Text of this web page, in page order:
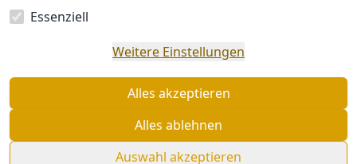
Essenziell
Weitere Einstellungen
Alles akzeptieren
Alles ablehnen
Auswahl akzeptieren
widerrufen
© chi-enterprise 2026